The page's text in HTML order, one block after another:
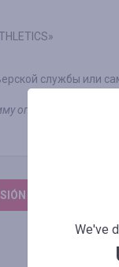
службы или
оплаты без учета
PARA DEJAR UNA
We've